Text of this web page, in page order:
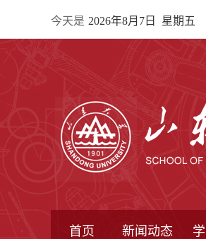
今天是 2026年8月7日 星期五
首页 新闻动态